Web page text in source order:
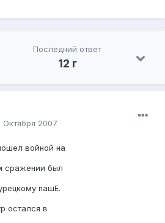
Последний ответ
12 г
Октября 2007
войной на
сражении был
пашЕ.
остался в